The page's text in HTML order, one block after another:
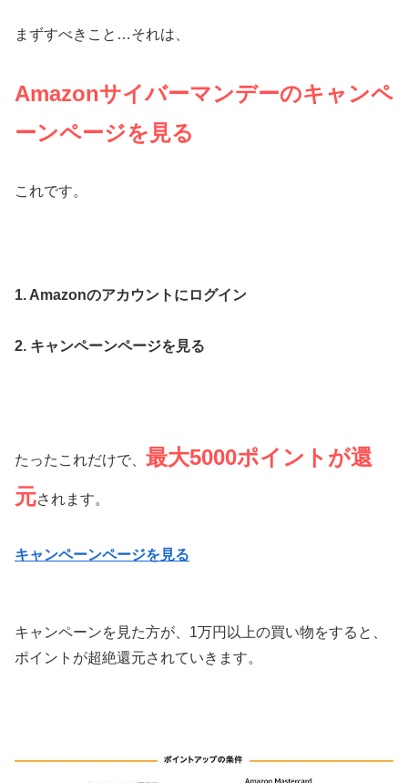
まずすべきこと…それは、
Amazonサイバーマンデーのキャンペ
ーンページを見る
これです。
1. Amazonのアカウントにログイン
2. キャンペーンページを見る
たったこれだけで、 最大5000ポイントが還
元されます。
キャンペーンページを見る
キャンペーンを見た方が、1万円以上の買い物をすると、
ポイントが超絶還元されていきます。